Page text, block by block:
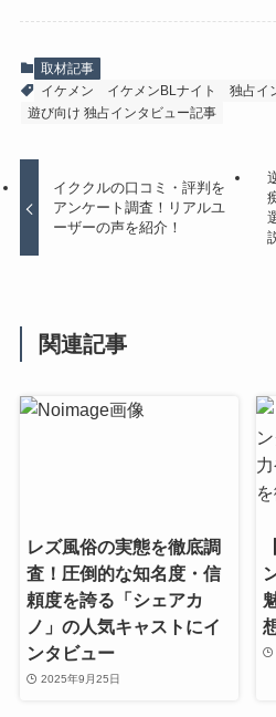
取材記事
イケメン
イケメンBLナイト 独占イ
遊び向け 独占インタビュー記事
イククルの口コミ・評判を
アンケート調査！リアルユ
ーザーの声を紹介！
関連記事
レズ風俗の実態を徹底調
査！圧倒的な知名度・信
頼度を誇る「シェアカ
ノ」の人気キャストにイ
ンタビュー
2025年9月25日